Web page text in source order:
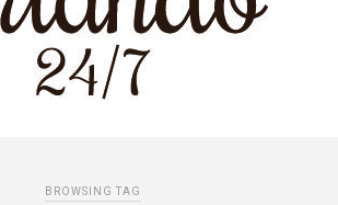
BROWSING TAG